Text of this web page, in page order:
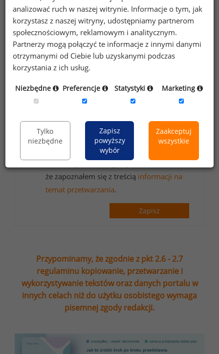
wynagrodzeniach?
Zapisz się do newslettera!
Wyrażam zgodę na przetwarzanie moich
danych osobowych zawartych w
formularzu przez Sedlak
&Sedlak sp. z o.o.
newsletter’a portalu wynagrodzenia.pl.
Wyrażam zgodę na przesyłanie na podany
adres e-mail ofert handlowych oraz
informacji marketingowych. Oświadczam,
że zapoznałem się z treścią informacji na
temat przetwarzania.
Zapisz
Przypominamy, że zgodnie z pkt 2.6 - 2.7
regulaminu kopiowanie, przetwarzanie i
wykorzystywanie tekstów oraz danych portalu w
innych celach niż do użytku osobistego wymaga
pisemnej zgody redakcji.
analizować ruch w naszej witrynie. Informacje o tym, jak
korzystasz z naszej witryny, udostępniamy partnerom
społecznościowym, reklamowym i analitycznym.
Partnerzy mogą połączyć te informacje z innymi danymi
otrzymanymi od Ciebie lub uzyskanymi podczas
korzystania z ich usług.
Niezbędne Preferencje Statystyki Marketing
Tylko
niezbędne
Zapisz
powyższy
wybór
Zaakceptuj
wszystkie